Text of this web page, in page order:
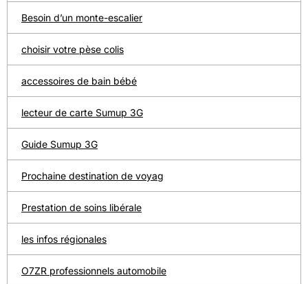
Besoin d’un monte-escalier
choisir votre pèse colis
accessoires de bain bébé
lecteur de carte Sumup 3G
Guide Sumup 3G
Prochaine destination de voyag
Prestation de soins libérale
les infos régionales
O7ZR professionnels automobile